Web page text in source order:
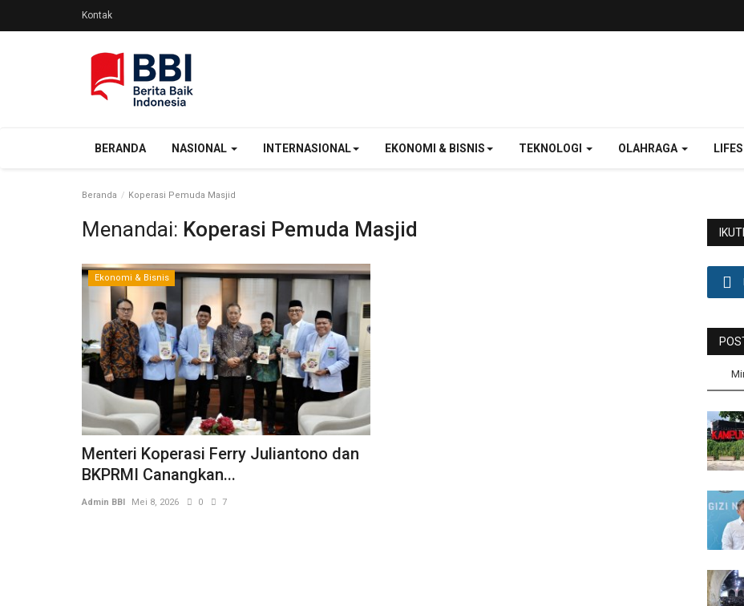
Kontak
BERANDA NASIONAL INTERNASIONAL EKONOMI & BISNIS TEKNOLOGI OLAHRAGA
Beranda Koperasi Pemuda Masjid
Menandai: Koperasi Pemuda Masjid
Ekonomi & Bisnis
Menteri Koperasi Ferry Juliantono dan
BKPRMI Canangkan...
Admin BBI Mei 8, 2026 0 7